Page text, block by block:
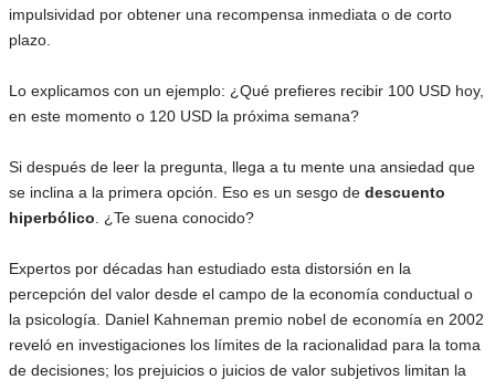
impulsividad por obtener una recompensa inmediata o de corto
plazo.
Lo explicamos con un ejemplo: ¿Qué prefieres recibir 100 USD hoy,
en este momento o 120 USD la próxima semana?
Si después de leer la pregunta, llega a tu mente una ansiedad que
se inclina a la primera opción. Eso es un sesgo de descuento
hiperbólico . ¿Te suena conocido?
Expertos por décadas han estudiado esta distorsión en la
percepción del valor desde el campo de la economía conductual o
la psicología. Daniel Kahneman premio nobel de economía en 2002
reveló en investigaciones los límites de la racionalidad para la toma
de decisiones; los prejuicios o juicios de valor subjetivos limitan la